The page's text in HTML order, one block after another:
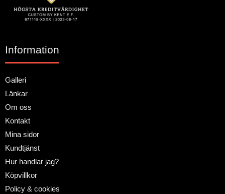
Information
Galleri
Länkar
Om oss
Kontakt
Mina sidor
Kundtjänst
Hur handlar jag?
Köpvillkor
Policy & cookies